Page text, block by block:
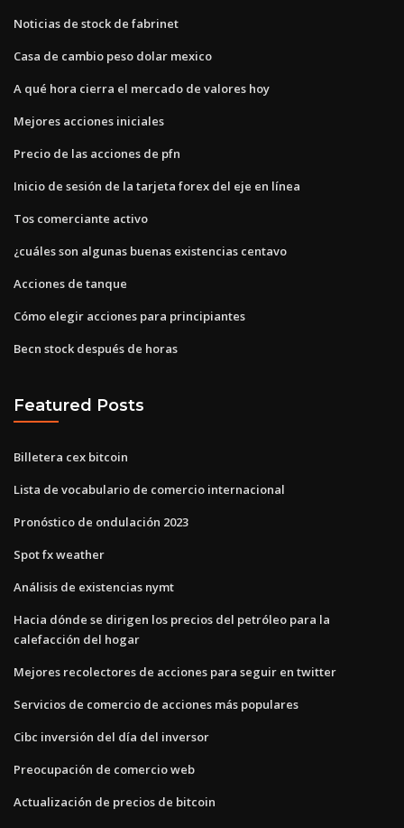
Noticias de stock de fabrinet
Casa de cambio peso dolar mexico
A qué hora cierra el mercado de valores hoy
Mejores acciones iniciales
Precio de las acciones de pfn
Inicio de sesión de la tarjeta forex del eje en línea
Tos comerciante activo
¿cuáles son algunas buenas existencias centavo
Acciones de tanque
Cómo elegir acciones para principiantes
Becn stock después de horas
Featured Posts
Billetera cex bitcoin
Lista de vocabulario de comercio internacional
Pronóstico de ondulación 2023
Spot fx weather
Análisis de existencias nymt
Hacia dónde se dirigen los precios del petróleo para la
calefacción del hogar
Mejores recolectores de acciones para seguir en twitter
Servicios de comercio de acciones más populares
Cibc inversión del día del inversor
Preocupación de comercio web
Actualización de precios de bitcoin